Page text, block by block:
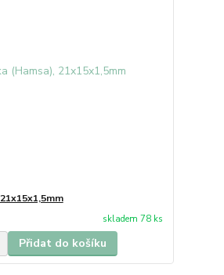
skladem 78 ks
Přidat do košíku